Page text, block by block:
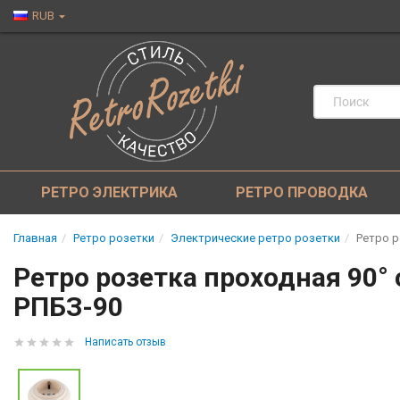
RUB
РЕТРО ЭЛЕКТРИКА РЕТРО ПРОВОДКА
Главная Ретро розетки Электрические ретро розетки Ретро
Ретро розетка проходная
РПБЗ-90
Написать отзыв